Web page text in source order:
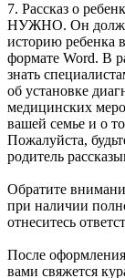
7. Рассказ о
НУЖНО. Он
историю ребенка
формате Word. В
знать
об установке
медицинских
вашей семье и о
Пожалуйста,
родитель
Обратите
при наличии
отнеситесь
После
вами свяжется